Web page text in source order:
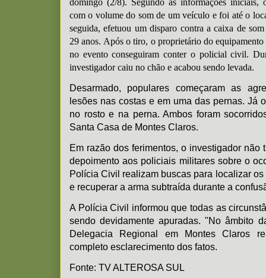
domingo (2/8). Segundo as informações iniciais,
com o volume do som de um veículo e foi até o
seguida, efetuou um disparo contra a caixa de
29 anos. Após o tiro, o proprietário do equipamento
no evento conseguiram conter o policial civil.
investigador caiu no chão e acabou sendo levada.
Desarmado, populares começaram as
lesões nas costas e em uma das pernas. Já
no rosto e na perna. Ambos foram
Santa Casa de Montes Claros.
Em razão dos ferimentos, o investigador não
depoimento aos policiais militares sobre o
Polícia Civil realizam buscas para localizar
e recuperar a arma subtraída durante a
A Polícia Civil informou que todas as
sendo devidamente apuradas. "No âmbito
Delegacia Regional em Montes Claros
completo esclarecimento dos fatos.
Fonte: TV ALTEROSA SUL